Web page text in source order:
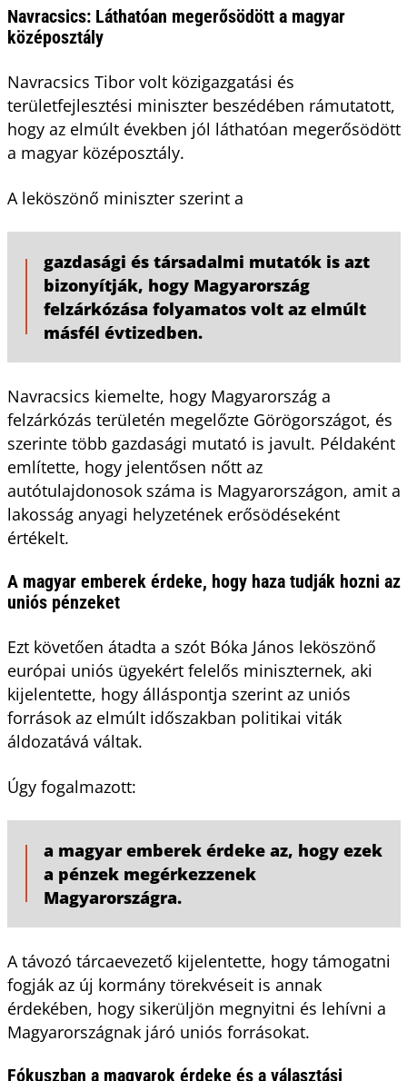
Navracsics: Láthatóan megerősödött a magyar
középosztály
Navracsics Tibor volt közigazgatási és
területfejlesztési miniszter beszédében rámutatott,
hogy az elmúlt években jól láthatóan megerősödött
a magyar középosztály.
A leköszönő miniszter szerint a
gazdasági és társadalmi mutatók is azt
bizonyítják, hogy Magyarország
felzárkózása folyamatos volt az elmúlt
másfél évtizedben.
Navracsics kiemelte, hogy Magyarország a
felzárkózás területén megelőzte Görögországot, és
szerinte több gazdasági mutató is javult. Példaként
említette, hogy jelentősen nőtt az
autótulajdonosok száma is Magyarországon, amit a
lakosság anyagi helyzetének erősödéseként
értékelt.
A magyar emberek érdeke, hogy haza tudják hozni az
uniós pénzeket
Ezt követően átadta a szót Bóka János leköszönő
európai uniós ügyekért felelős miniszternek, aki
kijelentette, hogy álláspontja szerint az uniós
források az elmúlt időszakban politikai viták
áldozatává váltak.
Úgy fogalmazott:
a magyar emberek érdeke az, hogy ezek
a pénzek megérkezzenek
Magyarországra.
A távozó tárcaevezető kijelentette, hogy támogatni
fogják az új kormány törekvéseit is annak
érdekében, hogy sikerüljön megnyitni és lehívni a
Magyarországnak járó uniós forrásokat.
Fókuszban a magyarok érdeke és a választási